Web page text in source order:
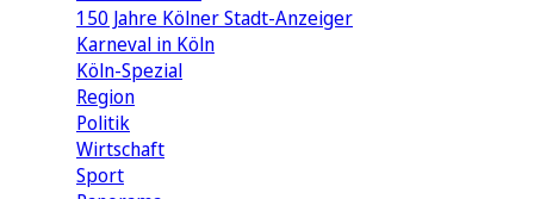
150 Jahre Kölner Stadt-Anzeiger
Karneval in Köln
Köln-Spezial
Region
Politik
Wirtschaft
Sport